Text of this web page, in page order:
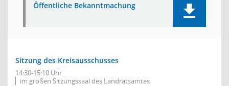
Öffentliche Bekanntmachung
Sitzung des Kreisausschusses
14:30-15:10 Uhr
im großen Sitzungssaal des Landratsamtes